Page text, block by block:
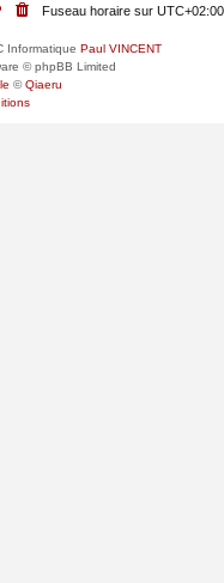
Fuseau horaire sur UTC+02:00
Informatique Paul VINCENT
© phpBB Limited
©Qiaeru